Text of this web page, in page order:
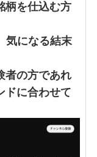
柄を仕込む方
気になる結末
者の方であれ
ドに合わせて